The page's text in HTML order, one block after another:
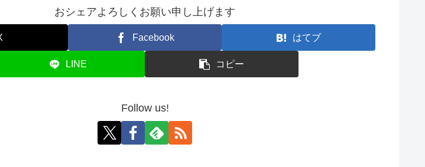
おシェアよろしくお願い申し上げます
Facebook はてブ
LINE コピー
Follow us!